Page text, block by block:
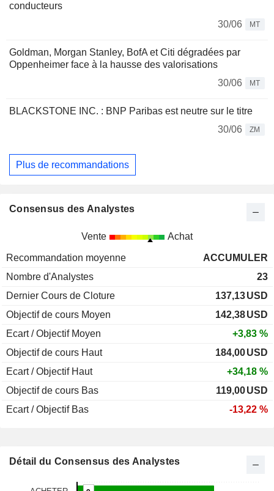
conducteurs
30/06
MT
Goldman, Morgan Stanley, BofA et Citi dégradées par
Oppenheimer face à la hausse des valorisations
30/06
MT
BLACKSTONE INC. : BNP Paribas est neutre sur le titre
30/06
ZM
Plus de recommandations
Consensus des Analystes
Vente Achat
Recommandation moyenne
ACCUMULER
Nombre d'Analystes
23
Dernier Cours de Cloture
137,13USD
Objectif de cours Moyen
142,38USD
Ecart / Objectif Moyen
+3,83 %
Objectif de cours Haut
184,00USD
Ecart / Objectif Haut
+34,18 %
Objectif de cours Bas
119,00USD
Ecart / Objectif Bas
-13,22 %
Détail du Consensus des Analystes